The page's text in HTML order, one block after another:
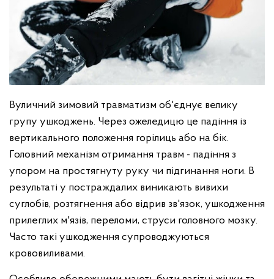
Вуличний зимовий травматизм об'єднує велику
групу ушкоджень. Через ожеледицю це падіння із
вертикального положення горілиць або на бік.
Головний механізм отримання травм - падіння з
упором на простягнуту руку чи підгинання ноги. В
результаті у постраждалих виникають вивихи
суглобів, розтягнення або відрив зв'язок, ушкодження
прилеглих м'язів, переломи, струси головного мозку.
Часто такі ушкодження супроводжуються
крововиливами.